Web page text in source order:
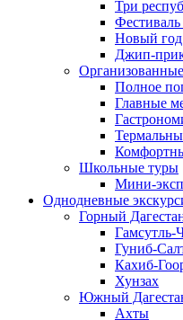
Три
Новый
Джип-
Полное
Главные
Школьные туры
Мини-
Однодневные
Горный
Гамсутль-
Гуниб-
Кахиб-
Хунзах
Южный
Ахты